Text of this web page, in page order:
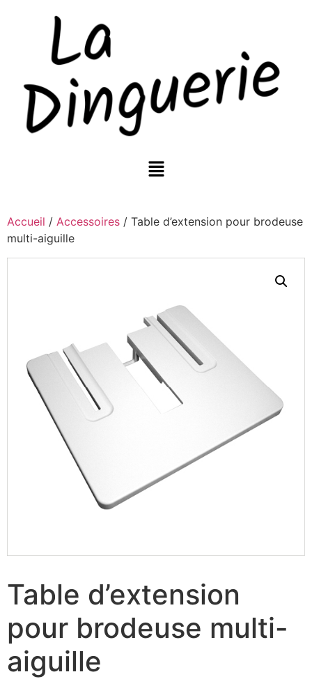
Accueil / Accessoires / Table d’extension pour brodeuse
multi-aiguille
Table d’extension
pour brodeuse multi-
aiguille